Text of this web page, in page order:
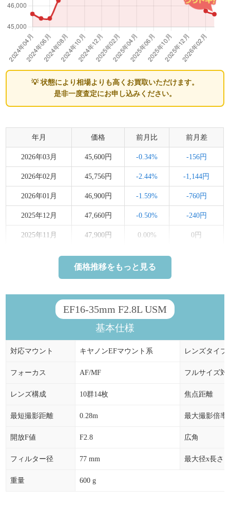
💡 状態により相場よりも高くお買取いただけます。
是非一度査定にお申し込みください。
年月 価格 前月比 前月差
2026年03月 45,600円 -0.34% -156円
2026年02月 45,756円 -2.44% -1,144円
2026年01月 46,900円 -1.59% -760円
2025年12月 47,660円 -0.50% -240円
2025年11月 47,900円 0.00% 0円
47,900円 0.00%
2025年06月 47,900円 0.00% 0円
2025年05月 47,900円 0.00%
47,900円
2025年03月 47,900円 0.00% 0円
2025年02月 47,900円 -3,190円
2025年01月 51,090円 +57円
2024年12月 +3,833円
価格推移をもっと見る
EF16-35mm F2.8L USM
基本仕様
対応マウント キヤノンEFマウント系 レンズタイプ
フォーカス AF/MF フルサイズ対
レンズ構成 10群14枚 焦点距離
最短撮影距離 0.28m 最大撮影倍率
開放F値 F2.8 広角
フィルター径 77 mm 最大径x長さ
重量 600 g